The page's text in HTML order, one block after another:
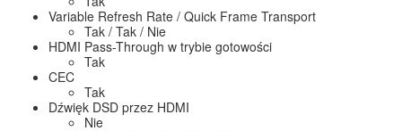
Variable Refresh Rate / Quick Frame Transport
Tak / Tak / Nie
HDMI Pass-Through w trybie gotowości
Tak
CEC
Tak
Dźwięk DSD przez HDMI
Nie